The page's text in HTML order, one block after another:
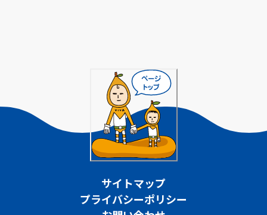
サイトマップ
プライバシーポリシー